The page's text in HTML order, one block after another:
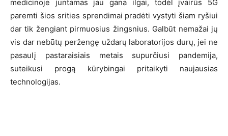
medicinoje juntamas jau gana ilgai, todėl įvairūs 5G
paremti šios srities sprendimai pradėti vystyti šiam ryšiui
dar tik žengiant pirmuosius žingsnius. Galbūt nemažai jų
vis dar nebūtų peržengę uždarų laboratorijos durų, jei ne
pasaulį pastaraisiais metais supurčiusi pandemija,
suteikusi progą kūrybingai pritaikyti naujausias
technologijas.